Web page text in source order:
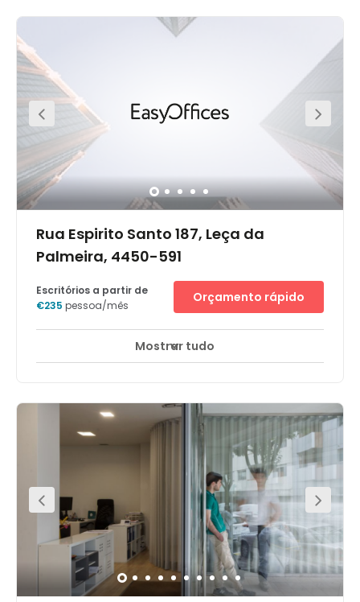
City Hall in the centre of Porto’s industrial district,
commuting is simple by road or rail, with Rua Afonso
Station both within walking distance. Boost your
productivity in the light-filled environment and network
with fellow professionals in the comfortable coworking
space, open-air zones and private patio. Then, at the end
of the day, head to the beach for some serious relaxation.
Rua Espirito Santo 187, Leça da
Palmeira, 4450-591
Escritórios a partir de
€235 pessoa/mês
Orçamento rápido
Mostrar tudo